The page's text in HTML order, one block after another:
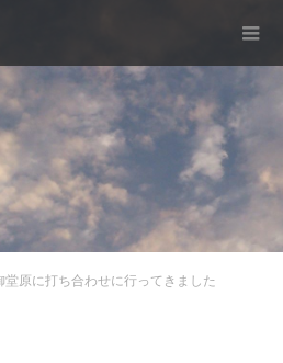
堂原に打ち合わせに行ってきました